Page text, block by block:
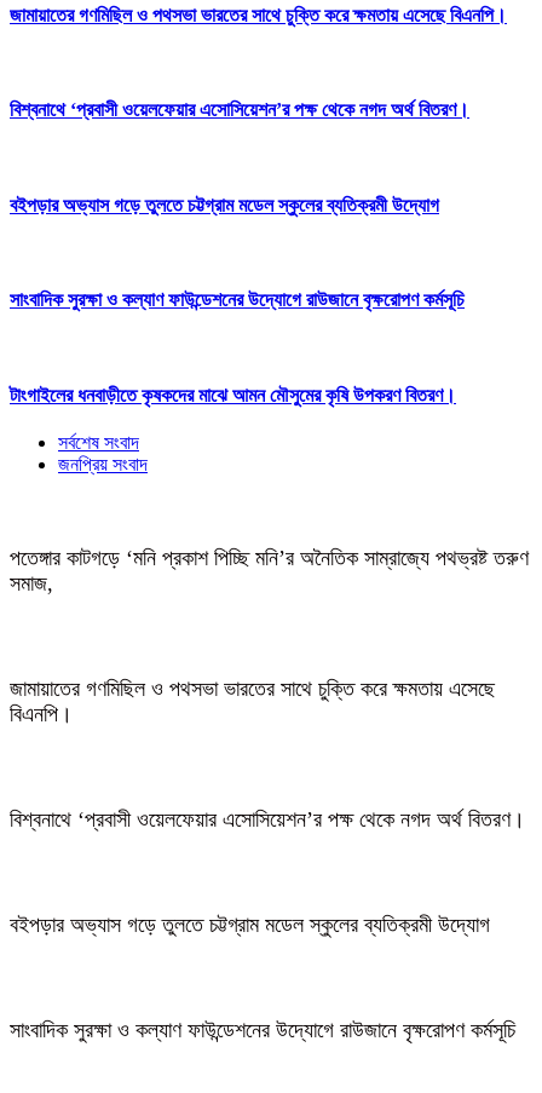
জামায়াতের গণমিছিল ও পথসভা ভারতের সাথে চুক্তি করে ক্ষমতায় এসেছে বিএনপি।
বিশ্বনাথে ‘প্রবাসী ওয়েলফেয়ার এসোসিয়েশন’র পক্ষ থেকে নগদ অর্থ বিতরণ।
বইপড়ার অভ্যাস গড়ে তুলতে চট্টগ্রাম মডেল স্কুলের ব্যতিক্রমী উদ্যোগ
সাংবাদিক সুরক্ষা ও কল্যাণ ফাউন্ডেশনের উদ্যোগে রাউজানে বৃক্ষরোপণ কর্মসূচি
টাংগাইলের ধনবাড়ীতে কৃষকদের মাঝে আমন মৌসুমের কৃষি উপকরণ বিতরণ।
সর্বশেষ সংবাদ
জনপ্রিয় সংবাদ
পতেঙ্গার কাটগড়ে ‘মনি প্রকাশ পিচ্ছি মনি’র অনৈতিক সাম্রাজ্যে পথভ্রষ্ট তরুণ
সমাজ,
জামায়াতের গণমিছিল ও পথসভা ভারতের সাথে চুক্তি করে ক্ষমতায় এসেছে
বিএনপি।
বিশ্বনাথে ‘প্রবাসী ওয়েলফেয়ার এসোসিয়েশন’র পক্ষ থেকে নগদ অর্থ বিতরণ।
বইপড়ার অভ্যাস গড়ে তুলতে চট্টগ্রাম মডেল স্কুলের ব্যতিক্রমী উদ্যোগ
সাংবাদিক সুরক্ষা ও কল্যাণ ফাউন্ডেশনের উদ্যোগে রাউজানে বৃক্ষরোপণ কর্মসূচি